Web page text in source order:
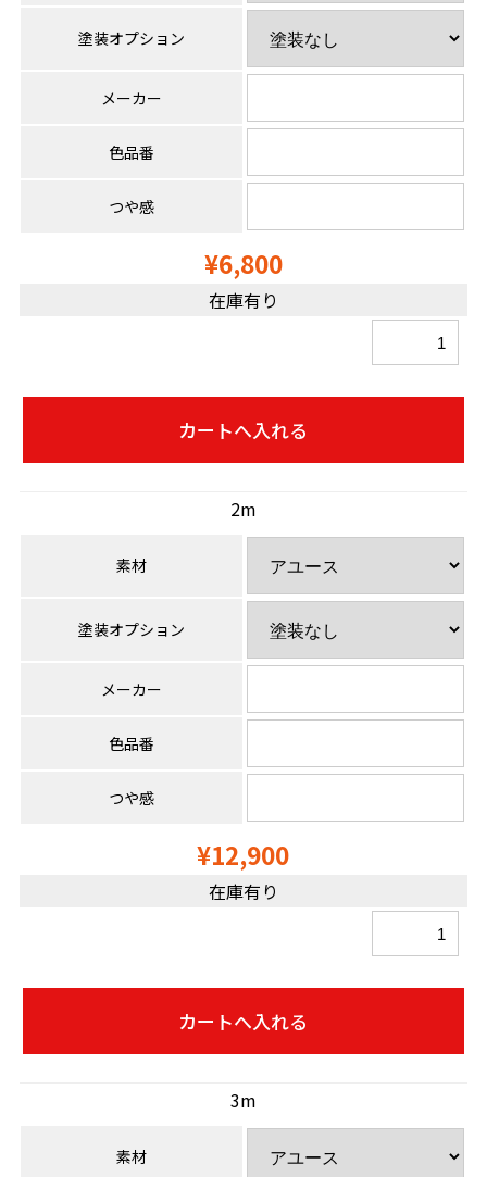
塗装オプション
メーカー
色品番
つや感
¥6,800
在庫有り
2m
素材
塗装オプション
メーカー
色品番
つや感
¥12,900
在庫有り
3m
素材